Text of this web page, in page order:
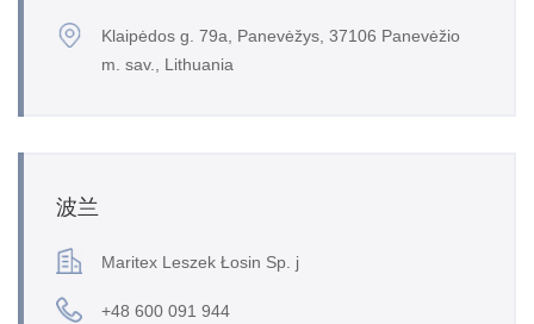
Klaipėdos g. 79a, Panevėžys, 37106 Panevėžio
m. sav., Lithuania
波兰
Maritex Leszek Łosin Sp. j
+48 600 091 944